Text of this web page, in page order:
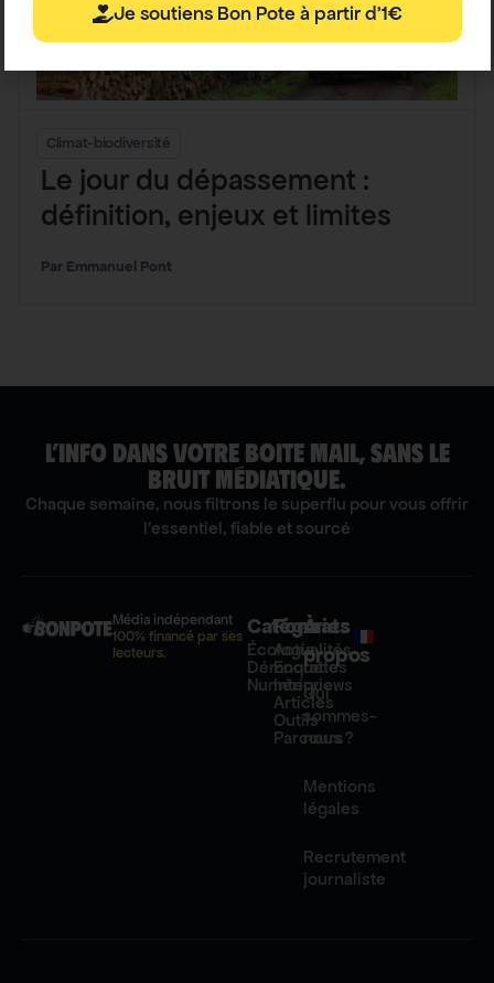
Climat-biodiversité
Le jour du dépassement :
définition, enjeux et limites
Emmanuel Pont
L’INFO DANS VOTRE BOITE MAIL, SANS LE
BRUIT MÉDIATIQUE.
Chaque semaine, nous filtrons le superflu pour vous offrir
l'essentiel, fiable et sourcé
Média indépendant
100% financé par ses
lecteurs.
Catégories
Écologie
Démocratie
Numérique
Formats
Actualités
Enquêtes
Interviews
Articles
Outils
Parcours
À
propos
Qui
sommes-
nous ?
Mentions
légales
Recrutement
journaliste
Je soutiens Bon Pote à partir d'1€